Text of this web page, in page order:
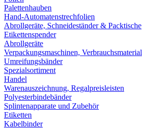
Palettenhauben
Hand-Automatenstrechfolien
Abrollgeräte, Schneideständer & Packtische
Etikettenspender
Abrollgeräte
Verpackungsmaschinen, Verbrauchsmaterial
Umreifungsbänder
Spezialsortiment
Handel
Warenauszeichnung, Regalpreisleisten
Polyesterbindebänder
Splintenapparate und Zubehör
Etiketten
Kabelbinder